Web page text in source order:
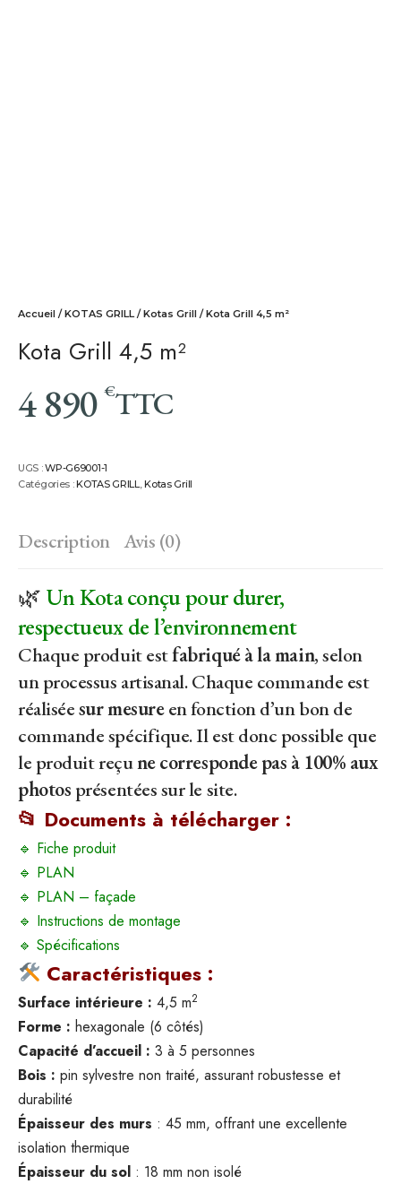
Accueil /KOTAS GRILL/Kotas Grill / Kota Grill 4,5 m²
Kota Grill 4,5 m²
4 890€TTC
UGS :WP-G69001-1
Catégories :KOTAS GRILL,Kotas Grill
Description Avis (0)
🌿 Un Kota conçu pour durer,
respectueux de l’environnement
Chaque produit estfabriqué à la main, selon
un processus artisanal. Chaque commande est
réaliséesur mesureen fonction d’un bon de
commande spécifique. Il est donc possible que
le produit reçune corresponde pas à 100% aux
photos présentées sur le site.
📂 Documents à télécharger :
🔹 Fiche produit
🔹 PLAN
🔹 PLAN – façade
🔹 Instructions de montage
🔹 Spécifications
Caractéristiques :
Surface intérieure : 4,5 m2
Forme : hexagonale (6 côtés)
Capacité d’accueil : 3 à 5 personnes
Bois : pin sylvestre non traité, assurant robustesse et
durabilité
Épaisseur des murs : 45 mm, offrant une excellente
isolation thermique
Épaisseur du sol : 18 mm non isolé